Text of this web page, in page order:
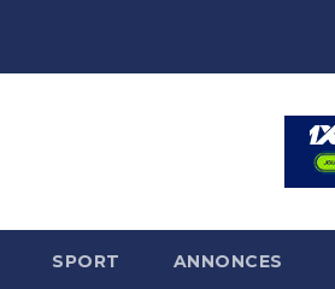
SPORT ANNONCES